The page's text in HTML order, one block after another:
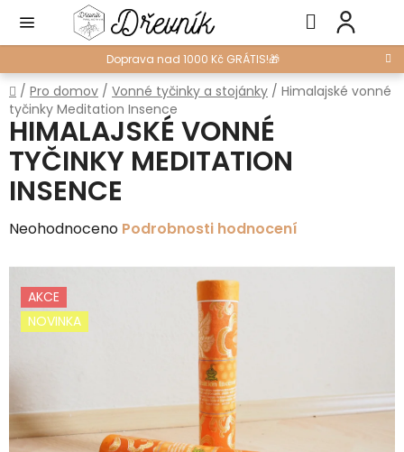
obsah
Doprava nad 1000 Kč GRÁTIS!🎁
Hledat
Domů
/ Pro domov / Vonné tyčinky a stojánky / Himalajské vonné
tyčinky Meditation Insence
HIMALAJSKÉ VONNÉ
TYČINKY MEDITATION
INSENCE
Průměrné
0,0
5
Neohodnoceno Podrobnosti hodnocení
AKCE
NOVINKA